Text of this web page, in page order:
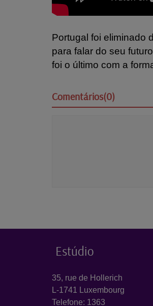
Portugal foi eliminado
para falar do seu
foi o último com a
Comentários(0)
Estúdio
35, rue de Hollerich
L-1741 Luxembourg
Telefone: 1363